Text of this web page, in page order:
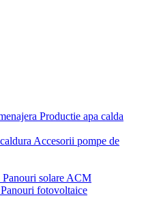
Productie apa calda
Accesorii pompe de
Panouri solare ACM
Panouri fotovoltaice